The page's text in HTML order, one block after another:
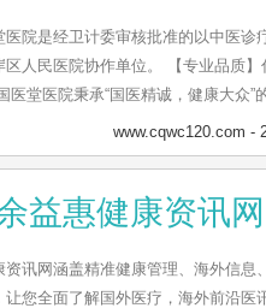
医院是经卫计委审核批准的以中医诊
区人民医院协作单位。 【专业品质
医堂医院秉承“国医精诚，健康大众
继承和发扬中医药优势，在技术上
求诚信可靠。常年开设胃肠科、肝胆
www.cqwc120.com -
益惠健康资讯网
资讯网涵盖精准健康管理、海外信息
让您全面了解国外医疗，海外前沿医